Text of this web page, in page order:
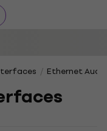
Ethernet